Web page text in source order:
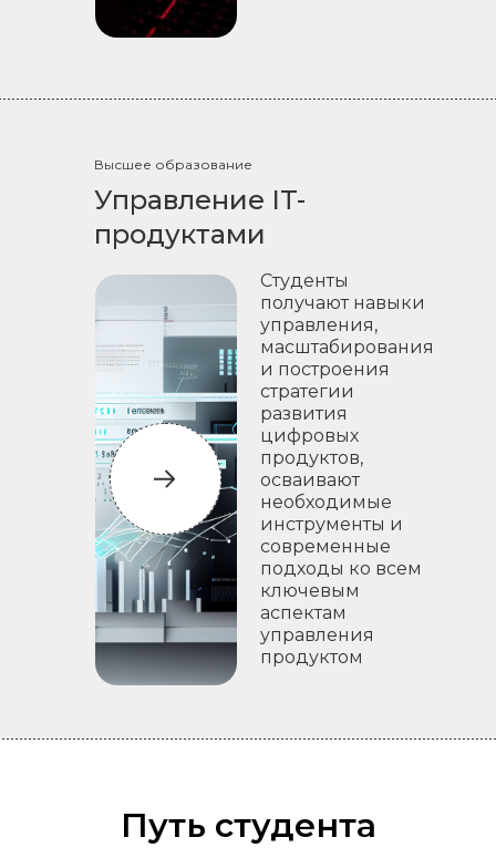
Управление IT-
продуктами
Высшее образование
Студенты
получают навыки
управления,
масштабирования
и построения
стратегии
развития
цифровых
продуктов,
осваивают
необходимые
инструменты и
современные
подходы ко всем
ключевым
аспектам
управления
продуктом
Путь студента